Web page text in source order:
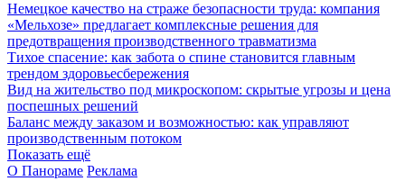
Немецкое качество на страже безопасности труда: компания
«Мельхозе» предлагает комплексные решения для
предотвращения производственного травматизма
Тихое спасение: как забота о спине становится главным
трендом здоровьесбережения
Вид на жительство под микроскопом: скрытые угрозы и цена
поспешных решений
Баланс между заказом и возможностью: как управляют
производственным потоком
Показать ещё
О Панораме Реклама